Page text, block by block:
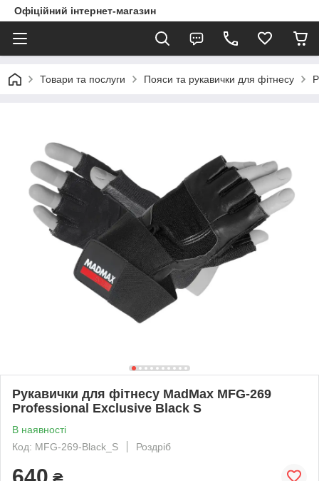
Офіційний інтернет-магазин
Товари та послуги Пояси та рукавички для фітнесу
Рукавички для фітнесу MadMax MFG-269
Professional Exclusive Black S
В наявності
Код: MFG-269-Black_S
Роздріб
640